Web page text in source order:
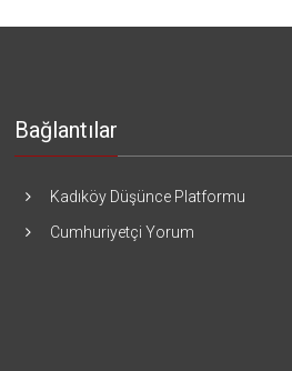
Bağlantılar
Kadıköy Düşünce Platformu
Cumhuriyetçi Yorum